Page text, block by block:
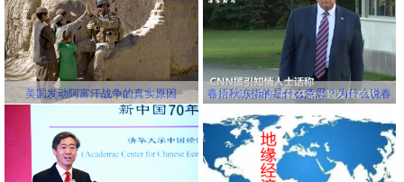
美国发动阿富汗战争的真实原因
春捂秋冻指的是什么意思？为什么说春
杂病